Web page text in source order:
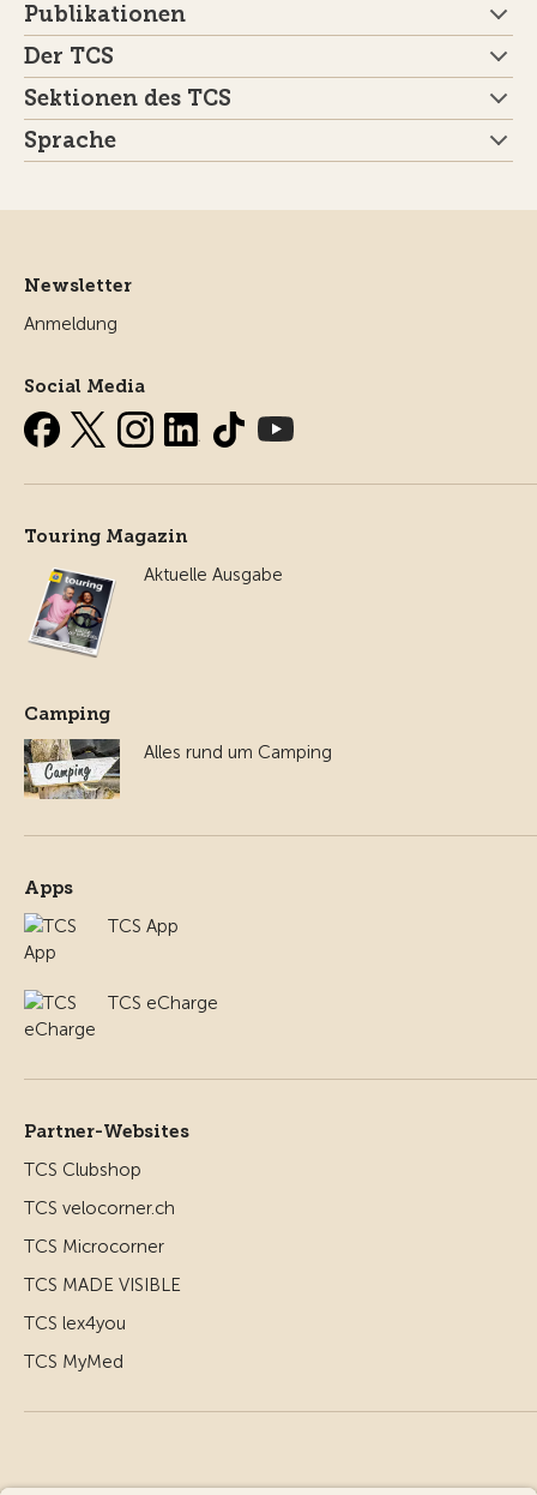
Publikationen
Der TCS
Sektionen des TCS
Sprache
Newsletter
Anmeldung
Social Media
Touring Magazin
Aktuelle Ausgabe
Camping
Alles rund um Camping
Apps
TCS App
TCS eCharge
Partner-Websites
TCS Clubshop
TCS velocorner.ch
TCS Microcorner
TCS MADE VISIBLE
TCS lex4you
TCS MyMed